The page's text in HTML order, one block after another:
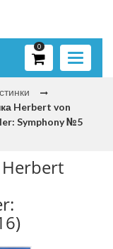
Toggle
0
Herbert von
Symphony №5